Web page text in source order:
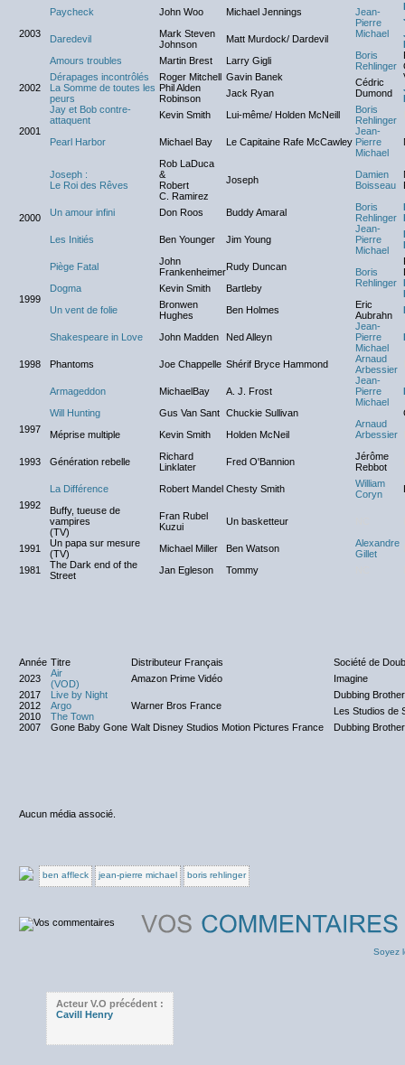
2003
Paycheck John Woo Michael Jennings
Jean-
Pierre
Michael
Daredevil
Mark Steven
Johnson
Matt Murdock/ Dardevil
Amours troubles
Martin Brest Larry Gigli
Boris
Rehlinger
2002
Dérapages incontrôlés Roger Mitchell Gavin Banek
Cédric
Dumond
La Somme de toutes les
peurs
Phil Alden
Robinson
Jack Ryan
2001
Jay et Bob contre-
attaquent
Kevin Smith Lui-même/ Holden McNeill
Boris
Rehlinger
Pearl Harbor Michael Bay Le Capitaine Rafe McCawley
Jean-
Pierre
Michael
2000
Joseph :
Le Roi des Rêves
Rob LaDuca
&
Robert
C. Ramirez
Joseph
Damien
Boisseau
Un amour infini Don Roos Buddy Amaral
Boris
Rehlinger
Les Initiés
Ben Younger Jim Young
Jean-
Pierre
Michael
Piège Fatal
John
FrankenheimerRudy Duncan
Boris
Rehlinger
1999
Dogma Kevin Smith Bartleby
Un vent de folie
Bronwen
Hughes
Ben Holmes
Eric
Aubrahn
1998
Shakespeare in Love John Madden Ned Alleyn
Jean-
Pierre
Michael
Phantoms Joe Chappelle Shérif Bryce Hammond
Arnaud
Arbessier
Armageddon MichaelBay A. J. Frost
Jean-
Pierre
Michael
1997
Will Hunting Gus Van Sant Chuckie Sullivan
Arnaud
Arbessier
Méprise multiple
Kevin Smith Holden McNeil
1993 Génération rebelle
Richard
Linklater
Fred O'Bannion
Jérôme
Rebbot
1992
La Différence Robert Mandel Chesty Smith
William
Coryn
Buffy, tueuse de
vampires
(TV)
Fran Rubel
Kuzui
Un basketteur
1991
Un papa sur mesure
(TV)
Michael Miller Ben Watson
Alexandre
Gillet
1981
The Dark end of the
Street
Jan Egleson Tommy
Année Titre Distributeur Français
Société de
2023
Air
(VOD)
Amazon Prime Vidéo
Imagine
2017
Live by Night
Warner Bros France
Dubbing
2012
Argo Les Studios de
2010
The Town
2007
Gone Baby Gone Walt Disney Studios Motion Pictures France Dubbing
Aucun média associé.
ben affleck jean-pierre michael boris rehlinger
Soyez
Acteur V.O précédent :
Cavill Henry